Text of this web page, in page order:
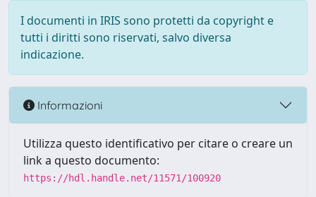
I documenti in IRIS sono protetti da copyright e
tutti i diritti sono riservati, salvo diversa
indicazione.
Informazioni
Utilizza questo identificativo per citare o creare un
link a questo documento:
https://hdl.handle.net/11571/100920